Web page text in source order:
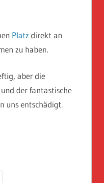
Platz direkt an
zu haben.
aber die
der fantastische
uns entschädigt.